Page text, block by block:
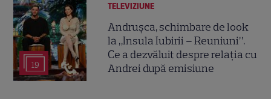
19
TELEVIZIUNE
Andrușca, schimbare de look
la „Insula Iubirii – Reuniuni”.
Ce a dezvăluit despre relația cu
Andrei după emisiune